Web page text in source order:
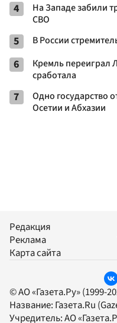
4
На Западе забили
СВО
5 В России
6
Кремль переиграл
сработала
7
Одно государство
Осетии и Абхазии
Редакция
Реклама
Карта сайта
© АО «Газета.Ру» (1999-
Название: Газета.Ru
Учредитель:АО